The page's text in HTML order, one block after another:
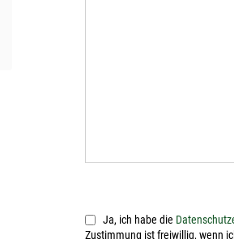
Ja, ich habe die
Zustim­mung ist frei­wil­lig, wenn